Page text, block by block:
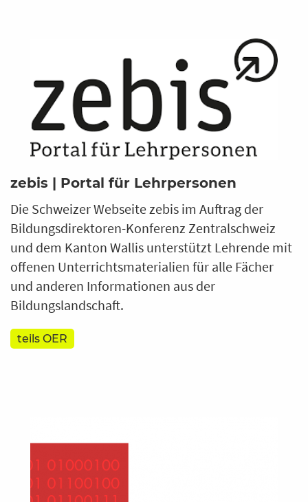
zebis | Portal für Lehrpersonen
Die Schweizer Webseite zebis im Auftrag der
Bildungsdirektoren-Konferenz Zentralschweiz
und dem Kanton Wallis unterstützt Lehrende mit
offenen Unterrichtsmaterialien für alle Fächer
und anderen Informationen aus der
Bildungslandschaft.
teils OER